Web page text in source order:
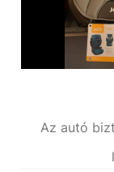
Az autó